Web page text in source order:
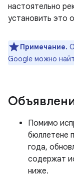
настоятельно
установить это
Примечание.
Google можно
Помимо
бюллетене
года,
содержат
ниже.